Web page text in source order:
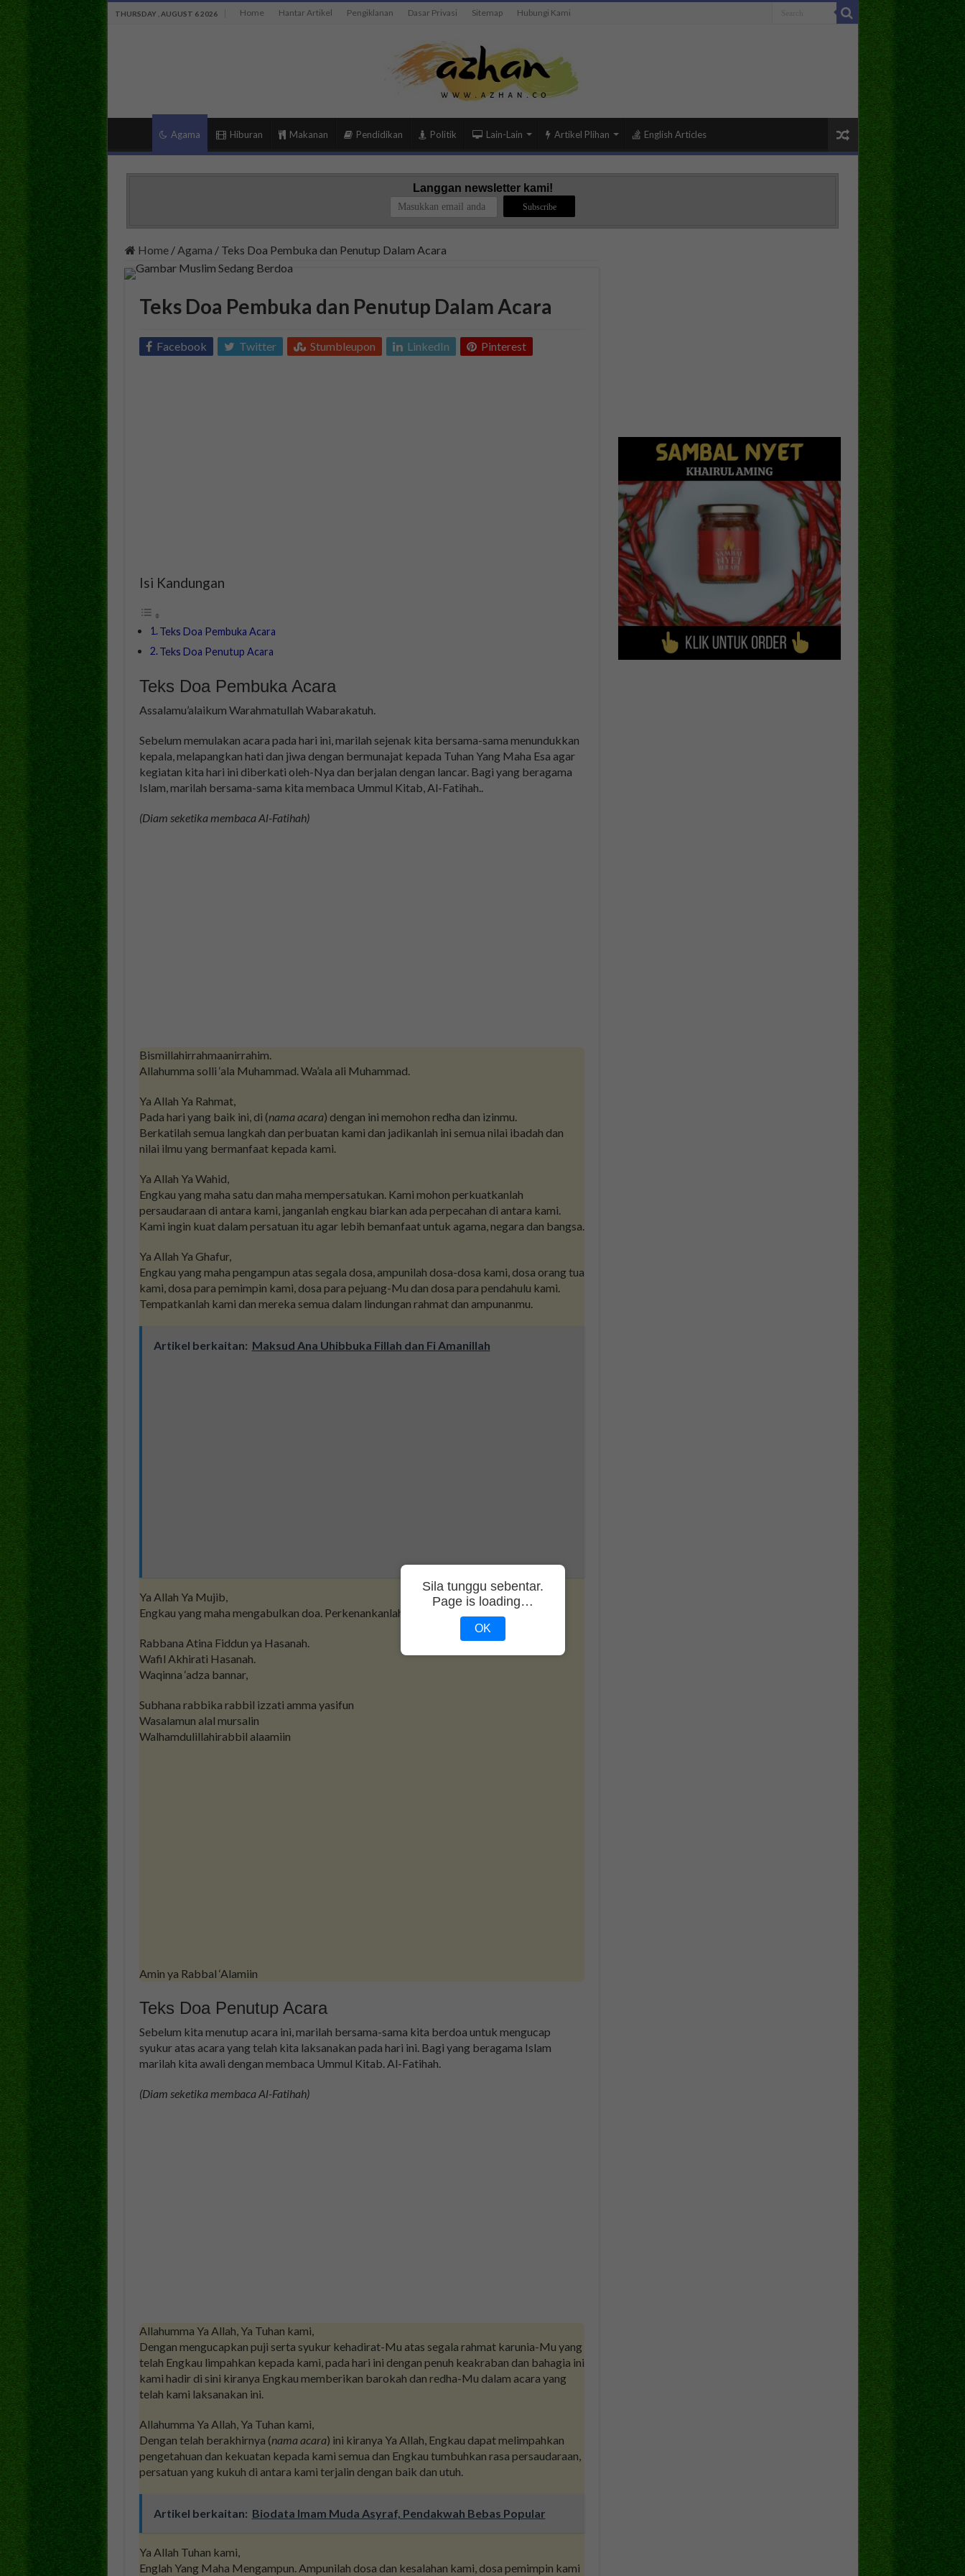
THURSDAY , AUGUST 6 2026 Home Hantar Artikel Pengiklanan Dasar Privasi Sitemap Hubungi Kami
Agama Hiburan Makanan Pendidikan Politik Lain-Lain Artikel Plihan English Articles
Langgan newsletter kami!
Home / Agama / Teks Doa Pembuka dan Penutup Dalam Acara
Teks Doa Pembuka dan Penutup Dalam Acara
Facebook Twitter Stumbleupon LinkedIn Pinterest
Isi Kandungan
Teks Doa Pembuka Acara
Teks Doa Penutup Acara
Teks Doa Pembuka Acara
Assalamu’alaikum Warahmatullah Wabarakatuh.
Sebelum memulakan acara pada hari ini, marilah sejenak kita bersama-sama menundukkan
kepala, melapangkan hati dan jiwa dengan bermunajat kepada Tuhan Yang Maha Esa agar
kegiatan kita hari ini diberkati oleh-Nya dan berjalan dengan lancar. Bagi yang beragama
Islam, marilah bersama-sama kita membaca Ummul Kitab, Al-Fatihah..
(Diam seketika membaca Al-Fatihah)
Bismillahirrahmaanirrahim.
Allahumma solli ‘ala Muhammad. Wa’ala ali Muhammad.
Ya Allah Ya Rahmat,
Pada hari yang baik ini, di (nama acara) dengan ini memohon redha dan izinmu.
Berkatilah semua langkah dan perbuatan kami dan jadikanlah ini semua nilai ibadah dan
nilai ilmu yang bermanfaat kepada kami.
Ya Allah Ya Wahid,
Engkau yang maha satu dan maha mempersatukan. Kami mohon perkuatkanlah
persaudaraan di antara kami, janganlah engkau biarkan ada perpecahan di antara kami.
Kami ingin kuat dalam persatuan itu agar lebih bemanfaat untuk agama, negara dan bangsa.
Ya Allah Ya Ghafur,
Engkau yang maha pengampun atas segala dosa, ampunilah dosa-dosa kami, dosa orang tua
kami, dosa para pemimpin kami, dosa para pejuang-Mu dan dosa para pendahulu kami.
Tempatkanlah kami dan mereka semua dalam lindungan rahmat dan ampunanmu.
Artikel berkaitan: Maksud Ana Uhibbuka Fillah dan Fi Amanillah
Ya Allah Ya Mujib,
Engkau yang maha mengabulkan doa. Perkenankanlah doa dan permohonan kami ini.
Rabbana Atina Fiddun ya Hasanah.
Wafil Akhirati Hasanah.
Waqinna ‘adza bannar,
Subhana rabbika rabbil izzati amma yasifun
Wasalamun alal mursalin
Walhamdulillahirabbil alaamiin
Amin ya Rabbal ‘Alamiin
Teks Doa Penutup Acara
Sebelum kita menutup acara ini, marilah bersama-sama kita berdoa untuk mengucap
syukur atas acara yang telah kita laksanakan pada hari ini. Bagi yang beragama Islam
marilah kita awali dengan membaca Ummul Kitab. Al-Fatihah.
(Diam seketika membaca Al-Fatihah)
Allahumma Ya Allah, Ya Tuhan kami,
Dengan mengucapkan puji serta syukur kehadirat-Mu atas segala rahmat karunia-Mu yang
telah Engkau limpahkan kepada kami, pada hari ini dengan penuh keakraban dan bahagia ini
kami hadir di sini kiranya Engkau memberikan barokah dan redha-Mu dalam acara yang
telah kami laksanakan ini.
Allahumma Ya Allah, Ya Tuhan kami,
Dengan telah berakhirnya (nama acara) ini kiranya Ya Allah, Engkau dapat melimpahkan
pengetahuan dan kekuatan kepada kami semua dan Engkau tumbuhkan rasa persaudaraan,
persatuan yang kukuh di antara kami terjalin dengan baik dan utuh.
Artikel berkaitan: Biodata Imam Muda Asyraf, Pendakwah Bebas Popular
Ya Allah Tuhan kami,
Englah Yang Maha Mengampun. Ampunilah dosa dan kesalahan kami, dosa pemimpin kami
Sila tunggu sebentar.
Page is loading…
OK